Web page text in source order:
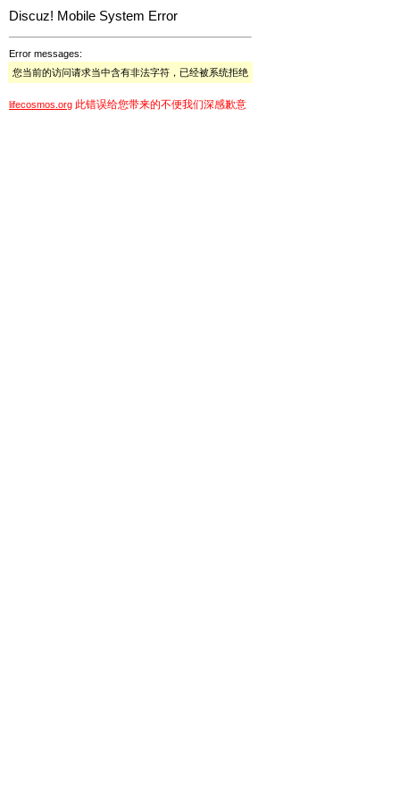
Discuz! Mobile System Error
Error messages:
您当前的访问请求当中含有非法字符，已经被系统拒绝
lifecosmos.org 此错误给您带来的不便我们深感歉意